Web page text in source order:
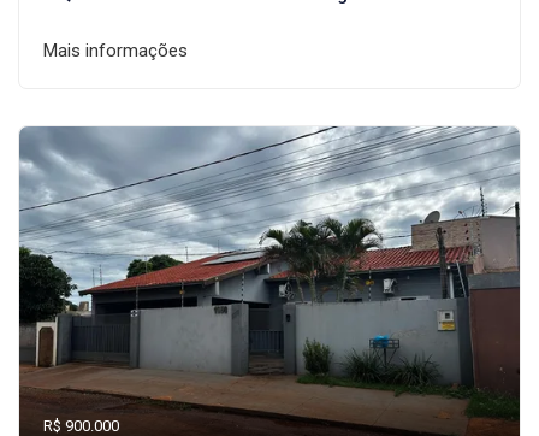
Mais informações
R$ 900.000